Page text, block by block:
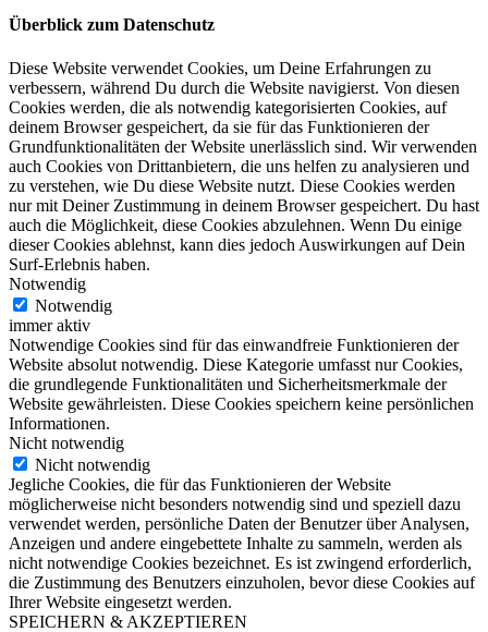
Überblick zum Datenschutz
Diese Website verwendet Cookies, um Deine Erfahrungen zu
verbessern, während Du durch die Website navigierst. Von diesen
Cookies werden, die als notwendig kategorisierten Cookies, auf
deinem Browser gespeichert, da sie für das Funktionieren der
Grundfunktionalitäten der Website unerlässlich sind. Wir verwenden
auch Cookies von Drittanbietern, die uns helfen zu analysieren und
zu verstehen, wie Du diese Website nutzt. Diese Cookies werden
nur mit Deiner Zustimmung in deinem Browser gespeichert. Du hast
auch die Möglichkeit, diese Cookies abzulehnen. Wenn Du einige
dieser Cookies ablehnst, kann dies jedoch Auswirkungen auf Dein
Surf-Erlebnis haben.
Notwendig
Notwendig
immer aktiv
Notwendige Cookies sind für das einwandfreie Funktionieren der
Website absolut notwendig. Diese Kategorie umfasst nur Cookies,
die grundlegende Funktionalitäten und Sicherheitsmerkmale der
Website gewährleisten. Diese Cookies speichern keine persönlichen
Informationen.
Nicht notwendig
Nicht notwendig
Jegliche Cookies, die für das Funktionieren der Website
möglicherweise nicht besonders notwendig sind und speziell dazu
verwendet werden, persönliche Daten der Benutzer über Analysen,
Anzeigen und andere eingebettete Inhalte zu sammeln, werden als
nicht notwendige Cookies bezeichnet. Es ist zwingend erforderlich,
die Zustimmung des Benutzers einzuholen, bevor diese Cookies auf
Ihrer Website eingesetzt werden.
SPEICHERN & AKZEPTIEREN